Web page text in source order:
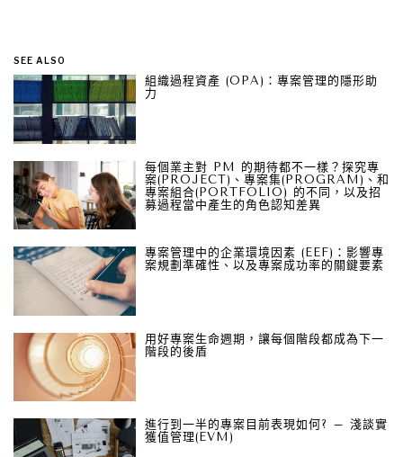
SEE ALSO
組織過程資產 (OPA)：專案管理的隱形助
力
每個業主對 PM 的期待都不一樣？探究專
案(PROJECT)、專案集(PROGRAM)、和
專案組合(PORTFOLIO) 的不同，以及招
募過程當中產生的角色認知差異
專案管理中的企業環境因素 (EEF)：影響專
案規劃準確性、以及專案成功率的關鍵要素
用好專案生命週期，讓每個階段都成為下一
階段的後盾
進行到一半的專案目前表現如何? – 淺談實
獲值管理(EVM)